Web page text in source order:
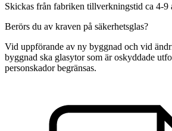
Skickas från fabriken tillverkningstid ca 4-9
Berörs du av kraven på säkerhetsglas?
Vid uppförande av ny byggnad och vid
byggnad ska glasytor som är oskyddade
personskador begränsas.